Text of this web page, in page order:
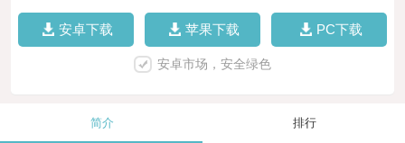
安卓下载 苹果下载 PC下载
安卓市场，安全绿色
简介 排行